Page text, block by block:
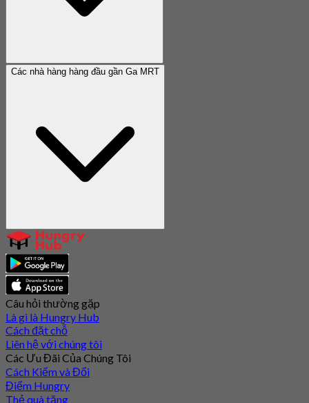
Các nhà hàng hàng đầu gần Ga MRT
Câu hỏi thường gặp
Là gì là Hungry Hub
Cách đặt chỗ
Liên hệ với chúng tôi
Các Ưu Đãi Của Chúng Tôi
Cách Kiếm và Đổi
Điểm Hungry
Thẻ quà tặng